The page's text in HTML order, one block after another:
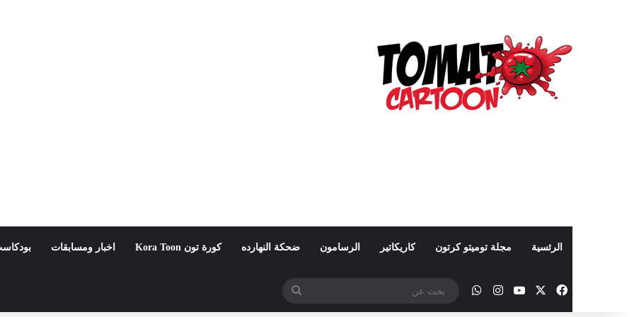
الرئسية مجلة توميتو كرتون كاريكاتير الرسامون ضحكة النهارده كورة تون Kora Toon اخبار ومسابقات
فيسبوك ‫YouTube
انستقرامواتساب
بحث